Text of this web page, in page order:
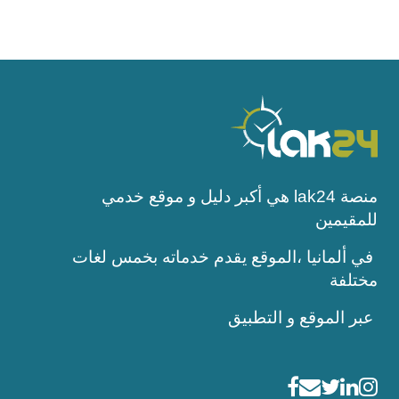
منصة lak24 هي أكبر دليل و موقع خدمي
للمقيمين
في ألمانيا ،الموقع يقدم خدماته بخمس لغات
مختلفة
عبر الموقع و التطبيق